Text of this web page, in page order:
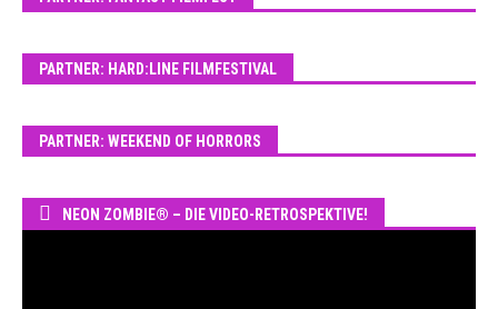
PARTNER: HARD:LINE FILMFESTIVAL
PARTNER: WEEKEND OF HORRORS
NEON ZOMBIE® – DIE VIDEO-RETROSPEKTIVE!